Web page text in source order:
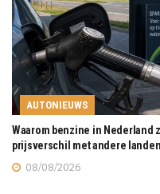
AUTONIEUWS
Waarom benzine in Nederland
prijsverschil met andere landen
08/08/2026